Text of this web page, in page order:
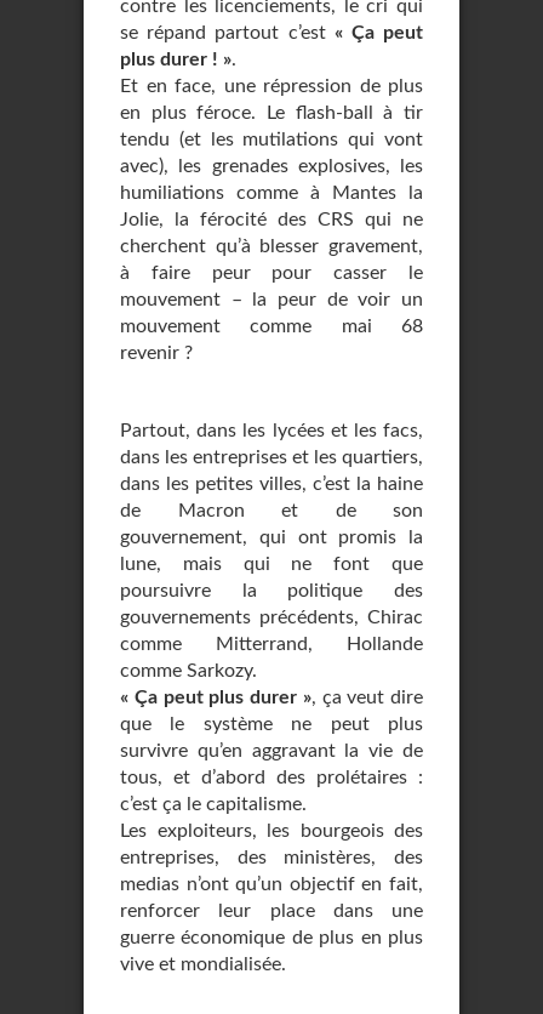
contre les licenciements, le cri qui
se répand partout c’est « Ça peut
plus durer ! ».
Et en face, une répression de plus
en plus féroce. Le flash-ball à tir
tendu (et les mutilations qui vont
avec), les grenades explosives, les
humiliations comme à Mantes la
Jolie, la férocité des CRS qui ne
cherchent qu’à blesser gravement,
à faire peur pour casser le
mouvement – la peur de voir un
mouvement comme mai 68
revenir ?
Partout, dans les lycées et les facs,
dans les entreprises et les quartiers,
dans les petites villes, c’est la haine
de Macron et de son
gouvernement, qui ont promis la
lune, mais qui ne font que
poursuivre la politique des
gouvernements précédents, Chirac
comme Mitterrand, Hollande
comme Sarkozy.
« Ça peut plus durer », ça veut dire
que le système ne peut plus
survivre qu’en aggravant la vie de
tous, et d’abord des prolétaires :
c’est ça le capitalisme.
Les exploiteurs, les bourgeois des
entreprises, des ministères, des
medias n’ont qu’un objectif en fait,
renforcer leur place dans une
guerre économique de plus en plus
vive et mondialisée.